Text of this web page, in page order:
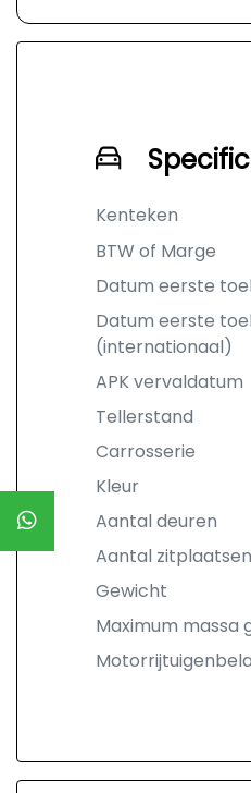
Kenteken
BTW of Marge
Datum eerste
Datum eerste
(internationaal)
APK vervaldatum
Tellerstand
Carrosserie
Kleur
Aantal deuren
Aantal zitplaatsen
Gewicht
Maximum massa